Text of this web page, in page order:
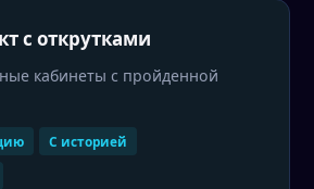
с открутками
кабинеты с пройденной
С историей